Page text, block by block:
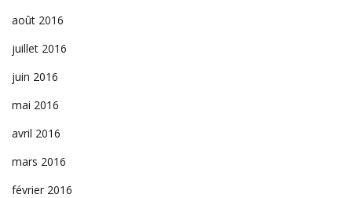
août 2016
juillet 2016
juin 2016
mai 2016
avril 2016
mars 2016
février 2016